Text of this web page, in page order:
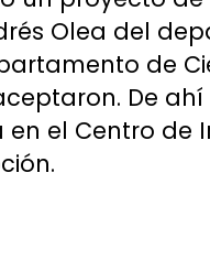
Olea del
de
De
el Centro de